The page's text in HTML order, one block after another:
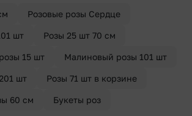
Розовые розы Сердце
шт Розы 25 шт 70 см
15 шт Малиновый розы 101 шт
шт Розы 71 шт в корзине
60 см Букеты роз